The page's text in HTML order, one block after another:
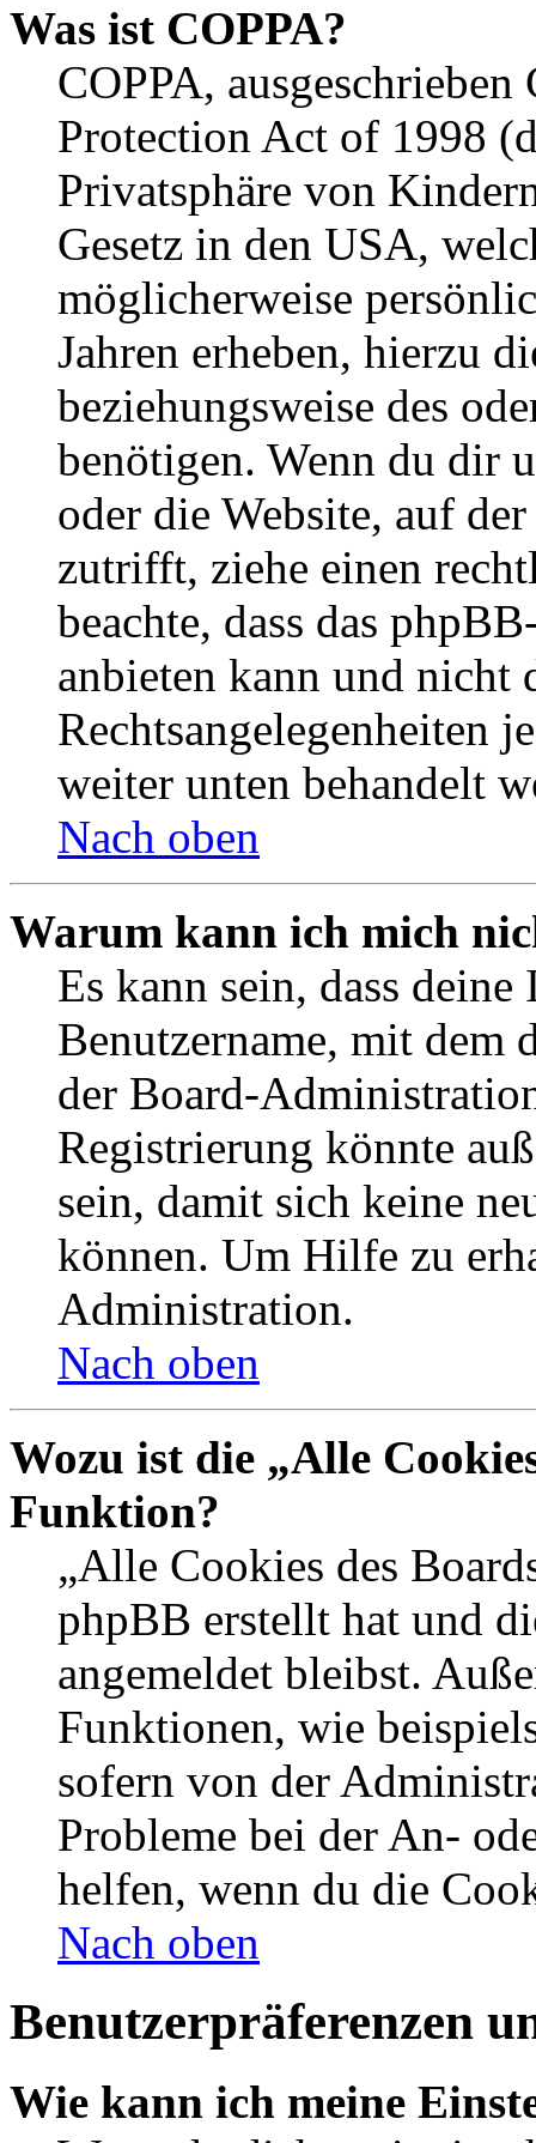
Was ist COPPA?
COPPA,
Protection Act of 1998
Privatsphäre von
Gesetz in den USA,
möglicherweise
Jahren erheben, hierzu
beziehungsweise des
benötigen. Wenn du dir
oder die Website, auf
zutrifft, ziehe einen
beachte, dass das
anbieten kann und nicht
Rechtsangelegenheiten
weiter unten behandelt
Nach oben
Warum kann ich mich
Es kann sein, dass
Benutzername, mit dem
der Board-
Registrierung könnte
sein, damit sich keine
können. Um Hilfe zu
Administration.
Nach oben
Wozu ist die „Alle
Funktion?
„Alle Cookies des
phpBB erstellt hat und
angemeldet bleibst.
Funktionen, wie
sofern von der
Probleme bei der An-
helfen, wenn du die
Nach oben
Benutzerpräferenzen
Wie kann ich meine